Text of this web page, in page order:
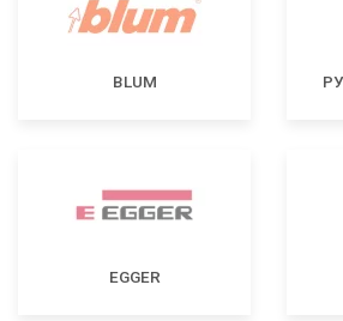
BLUM
EGGER